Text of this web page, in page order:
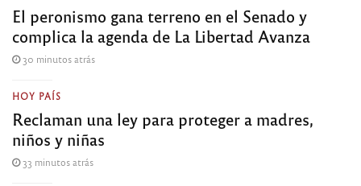
El peronismo gana terreno en el Senado y
complica la agenda de La Libertad Avanza
30 minutos atrás
HOY PAÍS
Reclaman una ley para proteger a madres,
niños y niñas
33 minutos atrás